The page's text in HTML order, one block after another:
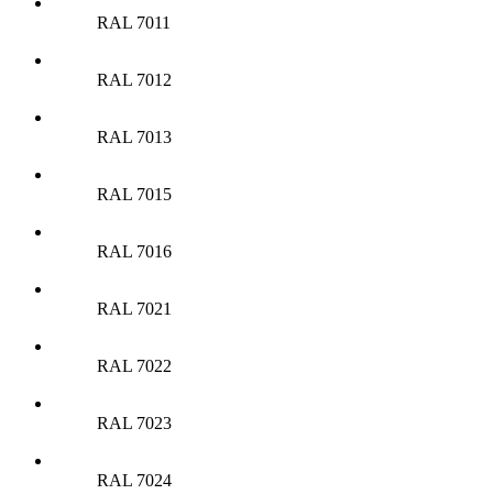
RAL 7011
RAL 7012
RAL 7013
RAL 7015
RAL 7016
RAL 7021
RAL 7022
RAL 7023
RAL 7024